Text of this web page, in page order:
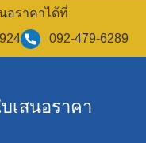
อราคาได้ที่
092-479-6289
เสนอราคา